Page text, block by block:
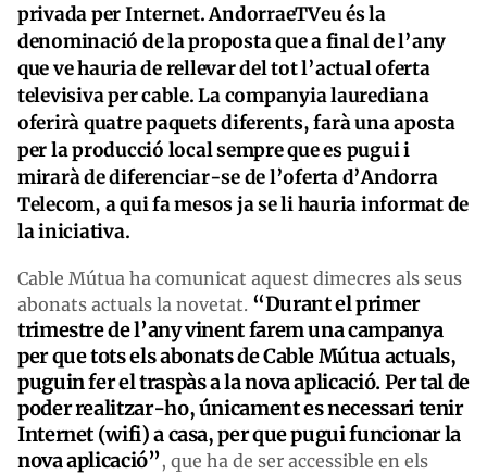
privada per Internet. AndorraeTVeu és la
denominació de la proposta que a final de l’any
que ve hauria de rellevar del tot l’actual oferta
televisiva per cable. La companyia laurediana
oferirà quatre paquets diferents, farà una aposta
per la producció local sempre que es pugui i
mirarà de diferenciar-se de l’oferta d’Andorra
Telecom, a qui fa mesos ja se li hauria informat de
la iniciativa.
Cable Mútua ha comunicat aquest dimecres als seus
abonats actuals la novetat. “Durant el primer
trimestre de l’any vinent farem una campanya
per que tots els abonats de Cable Mútua actuals,
puguin fer el traspàs a la nova aplicació. Per tal de
poder realitzar-ho, únicament es necessari tenir
Internet (wifi) a casa, per que pugui funcionar la
nova aplicació”, que ha de ser accessible en els